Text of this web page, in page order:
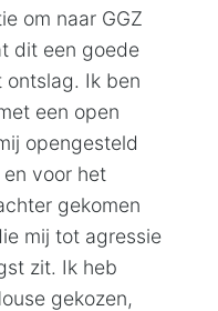
om naar GGZ
dit een goede
ontslag. Ik ben
een open
opengesteld
voor het
gekomen
mij tot agressie
zit. Ik heb
gekozen,